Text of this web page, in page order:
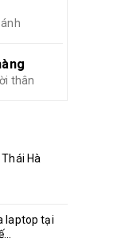
thân
Hà
laptop tại